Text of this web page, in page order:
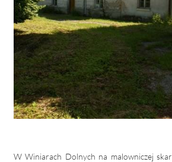
W Winiarach Dolnych na malowniczej